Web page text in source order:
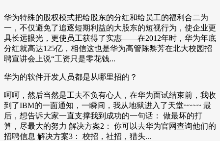
华为特殊的股权模式把给股东的分红和给员工的福利合二为
一，不仅避免了追逐短期利益的大股东的短视行为，使企业更
具长远眼光，更使员工获得了实惠——在2012年时，华为年底
分红就高达125亿，相信这也是华为高管陈黎芳在北大校园招
聘宣讲会上说“工资只是零花钱...
华为的软件开发人员都是从哪里招的？
呵呵，然后当然是工夫不负有心人，在华为面试结束前，我收
到了IBM的一面通知，一瞬间，我从地狱进入了天堂~~~~ 最
后，想告诉大家一直支撑我到成功的一句话： 做最坏的打
算，尽最大的努力 解决方案2： 你可以去华为官网查询他们的
招聘信息 解决方案3： 校招，社招，猎头...